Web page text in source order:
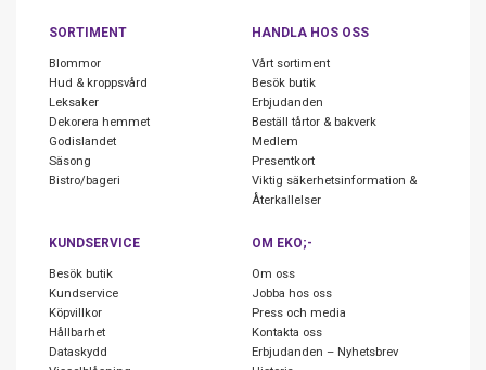
SORTIMENT
Blommor
Hud & kroppsvård
Leksaker
Dekorera hemmet
Godislandet
Säsong
Bistro/bageri
HANDLA HOS OSS
Vårt sortiment
Besök butik
Erbjudanden
Beställ tårtor & bakverk
Medlem
Presentkort
Viktig säkerhetsinformation &
Återkallelser
KUNDSERVICE
Besök butik
Kundservice
Köpvillkor
Hållbarhet
Dataskydd
OM EKO;-
Om oss
Jobba hos oss
Press och media
Kontakta oss
Erbjudanden – Nyhetsbrev